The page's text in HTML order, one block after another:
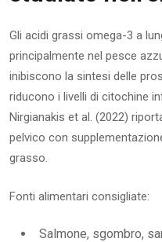
Gli acidi grassi omega-3 a
principalmente nel pesce
inibiscono la sintesi delle
riducono i livelli di citochine
Nirgianakis et al. (2022)
pelvico con
grasso.
Fonti alimentari consigliate:
Salmone, sgombro,